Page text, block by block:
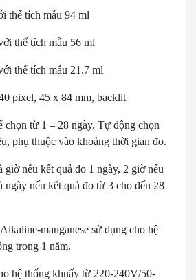
thể tích mẫu 94 ml
thể tích mẫu 56 ml
thể tích mẫu 21.7 ml
pixel, 45 x 84 mm, backlit
chọn từ 1 – 28 ngày. Tự động chọn
phụ thuộc vào khoảng thời gian đo.
nếu kết quả đo 1 ngày, 2 giờ nếu
ngày nếu kết quả đo từ 3 cho đến 28
manganese sử dụng cho hệ
trong 1 năm.
hệ thống khuấy từ 220-240V/50-